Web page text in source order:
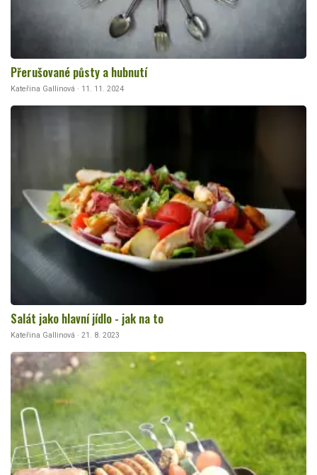
Přerušované půsty a hubnutí
Kateřina Gallinová · 11. 11. 2024
Salát jako hlavní jídlo - jak na to
Kateřina Gallinová · 21. 8. 2023